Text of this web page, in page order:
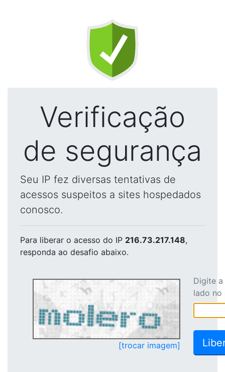
Verificação
de segurança
Seu IP fez diversas tentativas de
acessos suspeitos a sites hospedados
conosco.
Para liberar o acesso do IP 216.73.217.148,
responda ao desafio abaixo.
[trocar imagem]
Digite
lado no